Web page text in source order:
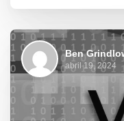
Ben
abril 19, 2024